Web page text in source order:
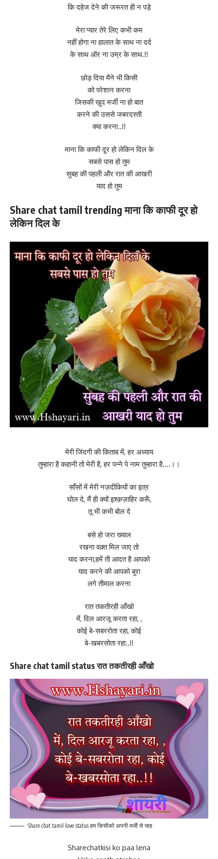
कि दहेज देने की जरूरत ही न पड़े
मेरा प्यार तेरे लिए कभी कम
नहीं होगा ना हालात के साथ ना दर्द
के साथ ऑर ना उम्र के साथ.!!
छोड़ दिया मैने भी किसी
को परेशान करना
जिसकी खुद मर्जी ना हो बात
करने की उससे जबरदस्ती
क्या करना..!!
माना कि काफी दूर हो लेकिन दिल के
सबसे पास हो तुम
सुबह की पहली और रात की आखरी
याद हो तुम
Share chat tamil trending माना कि काफी दूर हो
लेकिन दिल के
मेरी जिंदगी की किताब में, हर अध्याय
तुम्हारा है कहानी तो मेरी है, हर पन्ने पे नाम तुम्हारा है….।।
साँसों में मेरी नज़दीकियों का इत्र
घोल दे, मैं ही क्यों इश्क़ज़ाहिर करूँ,
तू भी कभी बोल दे
बसे हो जरा ख्याल
रखना वक़्त मिल जाए तो
याद करना,हमें ती आदत है आपको
याद करने की आपको बुरा
लगे तीमाल करना
रात तकतीरही आँखो
में, दिल आरजू करता रहा, ,
कोई बे-सबररोता रहा, कोई
बे-खबरसोता रहा..!!
Share chat tamil status रात तकतीरही आँखो
Share chat tamil love status हम किसीको अपनी मर्जी से चाह
Sharechatkisi ko paa lena